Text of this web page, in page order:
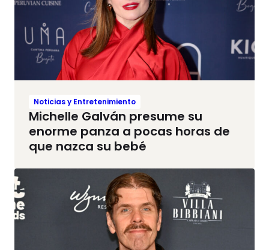
Noticias y Entretenimiento
Michelle Galván presume su
enorme panza a pocas horas de
que nazca su bebé